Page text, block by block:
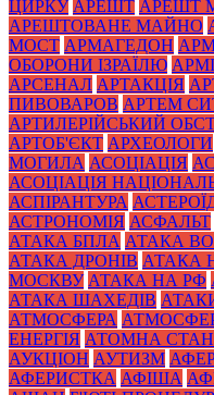
ЦИРКУ АРЕШТ АРЕШТ
АРЕШТОВАНЕ МАЙНО
МОСТ АРМАГЕДОН
ОБОРОНИ ІЗРАЇЛЮ
АРСЕНАЛ АРТАКЦІЯ
ПИВОВАРОВ АРТЕМ
АРТИЛЕРІЙСЬКИЙ
АРТОБ'ЄКТ АРХЕОЛОГИ
МОГИЛА АСОЦІАЦІЯ
АСОЦІАЦІЯ
АСПІРАНТУРА
АСТРОНОМІЯ АСФАЛЬТ
АТАКА БПЛА АТАКА
АТАКА ДРОНІВ АТАКА
МОСКВУ АТАКА НА РФ
АТАКА ШАХЕДІВ
АТМОСФЕРА
ЕНЕРГІЯ АТОМНА
АУКЦІОН АУТИЗМ
АФЕРИСТКА АФІША